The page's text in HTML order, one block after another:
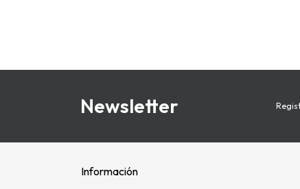
Newsletter
Información